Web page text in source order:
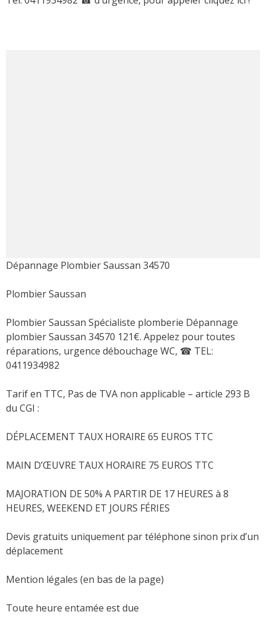
Dépannage Plombier Saussan 34570
Plombier Saussan
Plombier Saussan Spécialiste plomberie Dépannage
plombier Saussan 34570 121€. Appelez pour toutes
réparations, urgence débouchage WC, ☎ TEL:
0411934982
Tarif en TTC, Pas de TVA non applicable – article 293 B
du CGI :
DÉPLACEMENT TAUX HORAIRE 65 EUROS TTC
MAIN D’ŒUVRE TAUX HORAIRE 75 EUROS TTC
MAJORATION DE 50% A PARTIR DE 17 HEURES à 8
HEURES, WEEKEND ET JOURS FÉRIES
Devis gratuits uniquement par téléphone sinon prix d’un
déplacement
Mention légales (en bas de la page)
Toute heure entamée est due